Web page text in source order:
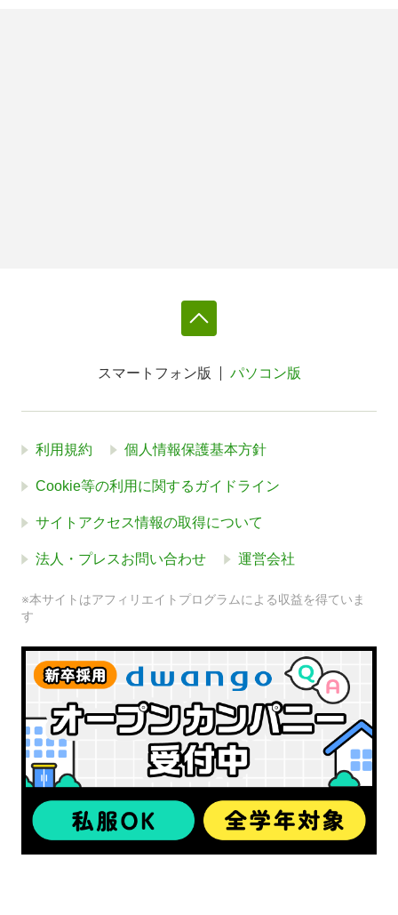
スマートフォン版 パソコン版
利用規約 個人情報保護基本方針
Cookie等の利用に関するガイドライン
サイトアクセス情報の取得について
法人・プレスお問い合わせ 運営会社
※本サイトはアフィリエイトプログラムによる収益を得ていま
す